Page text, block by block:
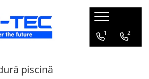
boilere și accesorii
încălzire
1 2
piscină